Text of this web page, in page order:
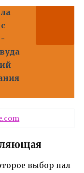
выбор пал